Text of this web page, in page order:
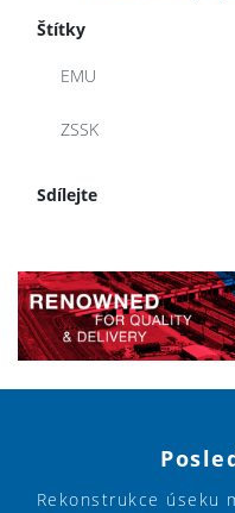
Štítky
EMU
ZSSK
Sdílejte
Rekonstrukce úseku